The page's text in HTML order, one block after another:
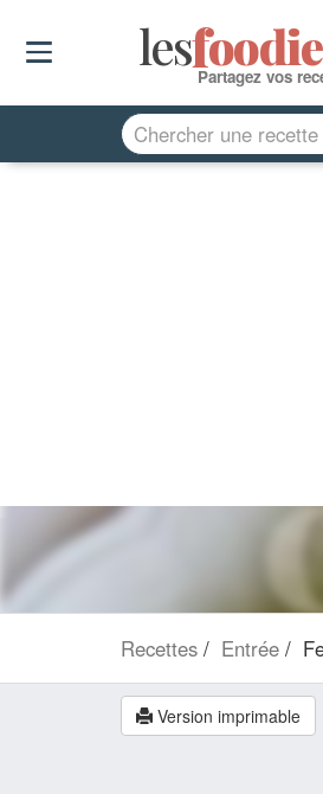
lesfo
Partagez vos
Recettes Entrée
Version imprimable